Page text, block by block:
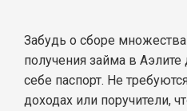
Забудь о сборе
получения займа в Аэлите
себе паспорт. Не
доходах или поручители,